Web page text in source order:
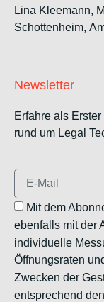
Lina Kleemann,
Schottenheim,
Newsletter
Erfahre als
rund um Legal
Mit dem
ebenfalls mit der
individuelle
Öffnungsraten
Zwecken der
entsprechend